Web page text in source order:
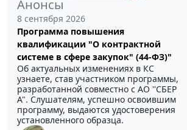
Анонсы
8 сентября 2026
Программа повышения
квалификации "О контрактной
системе в сфере закупок" (44-ФЗ)"
Об актуальных изменениях в КС
узнаете, став участником программы,
разработанной совместно с АО ''СБЕР
А". Слушателям, успешно освоившим
программу, выдаются удостоверения
установленного образца.